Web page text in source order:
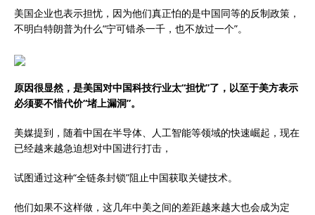
美国企业也表示担忧，因为他们真正怕的是中国同等的反制政策，
不明白特朗普为什么“宁可错杀一千，也不放过一个”。
原因很显然，是美国对中国科技行业太“担忧”了，以至于美方表示
必须要不惜代价“堵上漏洞”。
美媒提到，随着中国在半导体、人工智能等领域的快速崛起，现在
已经越来越急迫想对中国进行打击，
试图通过这种“全链条封锁”阻止中国获取关键技术。
他们如果不这样做，这几年中美之间的差距越来越大也会成为定